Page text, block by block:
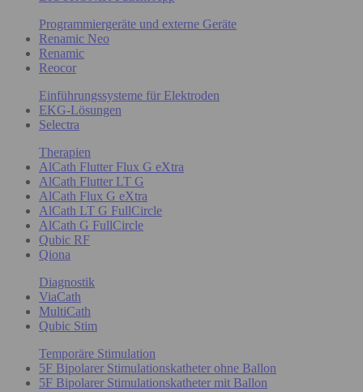
Programmiergeräte und externe Geräte
Renamic Neo
Renamic
Reocor
Einführungssysteme für Elektroden
EKG-Lösungen
Selectra
Therapien
AlCath Flutter Flux G eXtra
AlCath Flutter LT G
AlCath Flux G eXtra
AlCath LT G FullCircle
AlCath G FullCircle
Qubic RF
Qiona
Diagnostik
ViaCath
MultiCath
Qubic Stim
Temporäre Stimulation
5F Bipolarer Stimulationskatheter ohne Ballon
5F Bipolarer Stimulationskatheter mit Ballon